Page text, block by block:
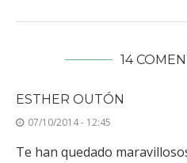
14
ESTHER OUTÓN
07/10/2014 - 12:45
Te han quedado